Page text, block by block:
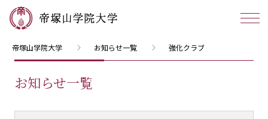
帝塚山学院大学 お知らせ一覧 強化クラブ
お知らせ一覧